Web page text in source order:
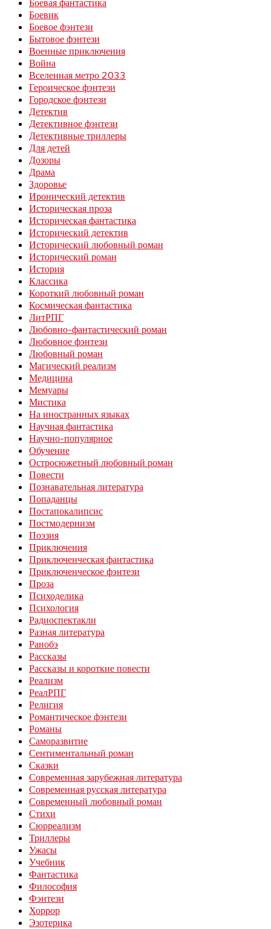
Боевая фантастика
Боевик
Боевое фэнтези
Бытовое фэнтези
Военные приключения
Война
Вселенная метро 2033
Героическое фэнтези
Городское фэнтези
Детектив
Детективное фэнтези
Детективные триллеры
Для детей
Дозоры
Драма
Здоровье
Иронический детектив
Историческая проза
Историческая фантастика
Исторический детектив
Исторический любовный роман
Исторический роман
История
Классика
Короткий любовный роман
Космическая фантастика
ЛитРПГ
Любовно-фантастический роман
Любовное фэнтези
Любовный роман
Магический реализм
Медицина
Мемуары
Мистика
На иностранных языках
Научная фантастика
Научно-популярное
Обучение
Остросюжетный любовный роман
Повести
Познавательная литература
Попаданцы
Постапокалипсис
Постмодернизм
Поэзия
Приключения
Приключенческая фантастика
Приключенческое фэнтези
Проза
Психоделика
Психология
Радиоспектакли
Разная литература
Ранобэ
Рассказы
Рассказы и короткие повести
Реализм
РеалРПГ
Религия
Романтическое фэнтези
Романы
Саморазвитие
Сентиментальный роман
Сказки
Современная зарубежная литература
Современная русская литература
Современный любовный роман
Стихи
Сюрреализм
Триллеры
Ужасы
Учебник
Фантастика
Философия
Фэнтези
Хоррор
Эзотерика